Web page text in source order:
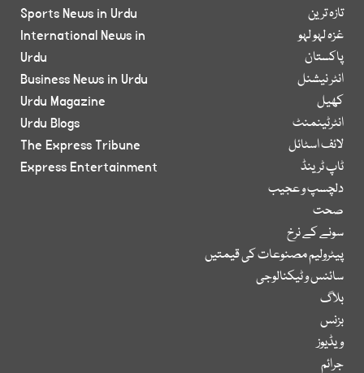
تازہ ترین
غزہ لہو لہو
پاکستان
انٹر نیشنل
کھیل
انٹرٹینمنٹ
لائف اسٹائل
ٹاپ ٹرینڈ
دلچسپ و عجیب
صحت
سونے کے نرخ
پیٹرولیم مصنوعات کی قیمتیں
سائنس و ٹیکنالوجی
بلاگ
بزنس
ویڈیوز
جرائم
Sports News in Urdu
International News in
Urdu
Business News in Urdu
Urdu Magazine
Urdu Blogs
The Express Tribune
Express Entertainment